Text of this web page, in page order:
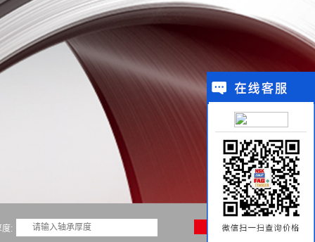
度: